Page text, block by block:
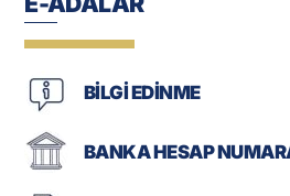
BİLGİ EDİNME
BANKA HESAP